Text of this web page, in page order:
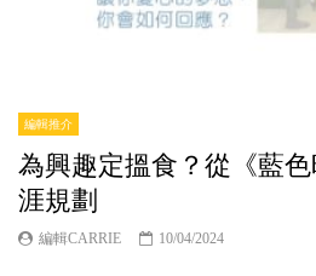
編輯推介
為興趣定搵食？從《藍
涯規劃
編輯CARRIE 10/04/2024